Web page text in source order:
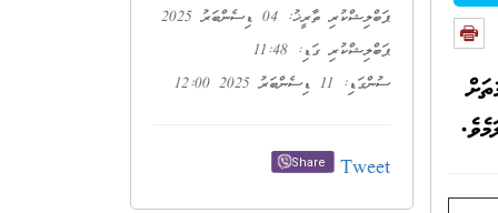
ޕަބްލިޝްކުރި ތާރީޚު: 04 ޑިސެންބަރު 2025
ޕަބްލިޝްކުރި ގަޑި: 11:48
ސުންގަޑި: 11 ޑިސެންބަރު 2025 12:00
Tweet
Share